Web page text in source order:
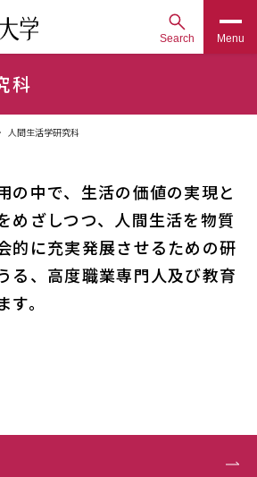
Search Menu
科
人間生活学研究科
の中で、生活の価値の実現と
めざしつつ、人間生活を物質
的に充実発展させるための研
る、高度職業専門人及び教育
。